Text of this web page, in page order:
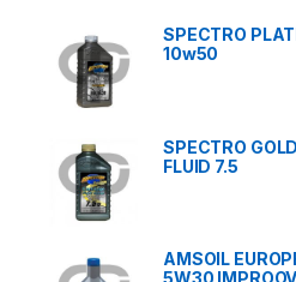
SPECTRO
10w50
SPECTRO
FLUID 7.5
AMSOIL